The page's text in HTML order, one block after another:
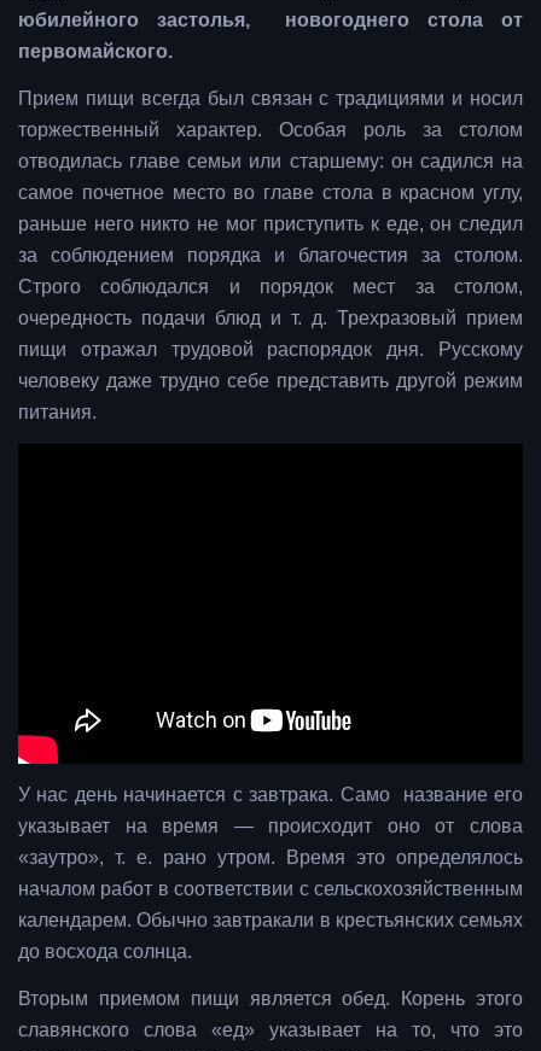
юбилейного застолья, новогоднего стола от
первомайского.
Прием пищи всегда был связан с традициями и носил
торжественный характер. Особая роль за столом
отводилась главе семьи или старшему: он садился на
самое почетное место во главе стола в красном углу,
раньше него никто не мог приступить к еде, он следил
за соблюдением порядка и благочестия за столом.
Строго соблюдался и порядок мест за столом,
очередность подачи блюд и т. д. Трехразовый прием
пищи отражал трудовой распорядок дня. Русскому
человеку даже трудно себе представить другой режим
питания.
У нас день начинается с завтрака. Само название его
указывает на время — происходит оно от слова
«заутро», т. е. рано утром. Время это определялось
началом работ в соответствии с сельскохозяйственным
календарем. Обычно завтракали в крестьянских семьях
до восхода солнца.
Вторым приемом пищи является обед. Корень этого
славянского слова «ед» указывает на то, что это